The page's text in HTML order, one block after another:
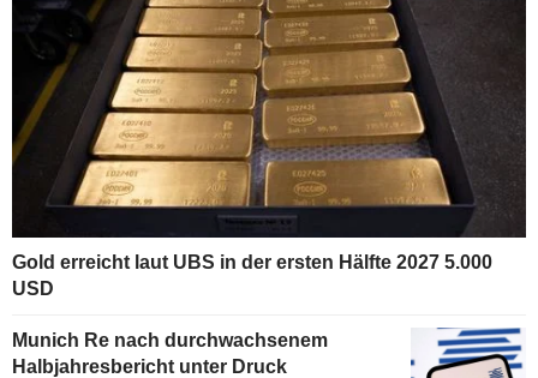
Gold erreicht laut UBS in der ersten Hälfte 2027 5.000
USD
Munich Re nach durchwachsenem
Halbjahresbericht unter Druck